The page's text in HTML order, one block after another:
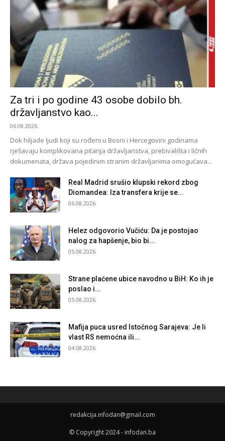
Za tri i po godine 43 osobe dobilo bh.
državljanstvo kao...
06.08.2026.
Dok hiljade ljudi koji su rođeni u Bosni i Hercegovini godinama
rješavaju komplikovana pitanja državljanstva, prebivališta i ličnih
dokumenata, država pojedinim stranim državljanima omogućava...
Real Madrid srušio klupski rekord zbog
Diomandea: Iza transfera krije se...
06.08.2026.
Helez odgovorio Vučiću: Da je postojao
nalog za hapšenje, bio bi...
05.08.2026.
Strane plaćene ubice navodno u BiH: Ko ih je
poslao i...
05.08.2026.
Mafija puca usred Istočnog Sarajeva: Je li
vlast RS nemoćna ili...
04.08.2026.
redakcija.infodan@gmail.com
© Copyright 2024 - infodan.ba